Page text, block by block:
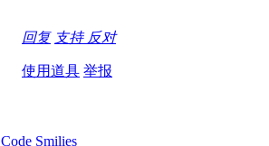
回复 支持 反对
使用道具 举报
Code Smilies